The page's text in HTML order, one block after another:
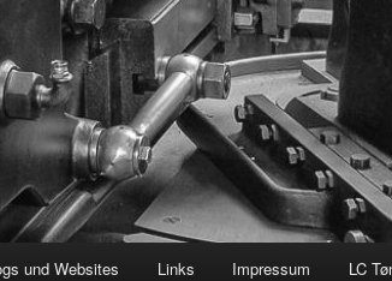
und Websites Links Impressum LC